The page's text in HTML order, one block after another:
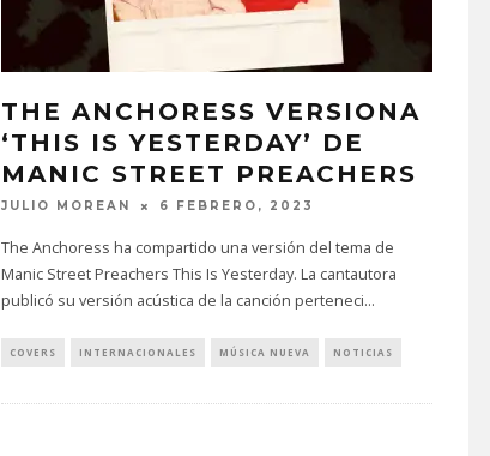
THE ANCHORESS VERSIONA
‘THIS IS YESTERDAY’ DE
MANIC STREET PREACHERS
JULIO MOREAN 6 FEBRERO, 2023
The Anchoress ha compartido una versión del tema de
Manic Street Preachers This Is Yesterday. La cantautora
publicó su versión acústica de la canción perteneci...
COVERS INTERNACIONALES MÚSICA NUEVA NOTICIAS
MONET IN BLUE EXPLORA LA